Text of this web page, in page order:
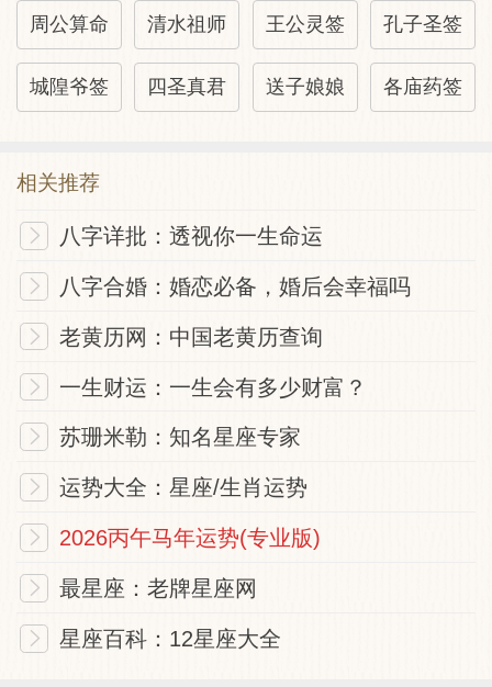
彼此谋害。君子观於异日。涓刖膑足。膑丧
涓命。
周公算命 清水祖师 王公灵签 孔子圣签
城隍爷签 四圣真君 送子娘娘 各庙药签
相关推荐
八字详批：透视你一生命运
八字合婚：婚恋必备，婚后会幸福吗
老黄历网：中国老黄历查询
一生财运：一生会有多少财富？
苏珊米勒：知名星座专家
运势大全：星座/生肖运势
2026丙午马年运势(专业版)
最星座：老牌星座网
星座百科：12星座大全